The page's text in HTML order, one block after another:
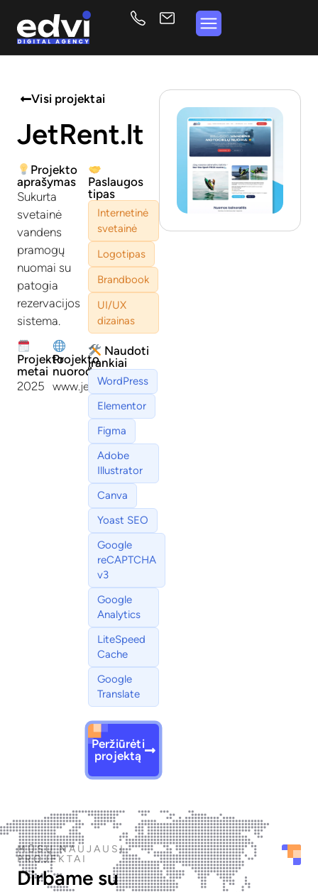
Visi projektai
JetRent.lt
Projekto
aprašymas
Sukurta
svetainė
vandens
pramogų
nuomai su
patogia
rezervacijos
sistema.
Projekto
metai
2025
Projekto
nuoroda
www.jetrent.lt
Paslaugos
tipas
Internetinė
svetainė
Logotipas
Brandbook
UI/UX
dizainas
Naudoti
įrankiai
WordPress
Elementor
Figma
Adobe
Illustrator
Canva
Yoast SEO
Google
reCAPTCHA
v3
Google
Analytics
LiteSpeed
Cache
Google
Translate
Peržiūrėti
projektą
MŪSŲ NAUJAUSI
PROJEKTAI
Dirbame su